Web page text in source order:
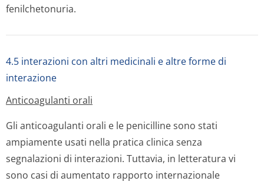
fenilchetonuria.
4.5 interazioni con altri medicinali e altre forme di
interazione
Anticoagulanti orali
Gli anticoagulanti orali e le penicilline sono stati
ampiamente usati nella pratica clinica senza
segnalazioni di interazioni. Tuttavia, in letteratura vi
sono casi di aumentato rapporto internazionale